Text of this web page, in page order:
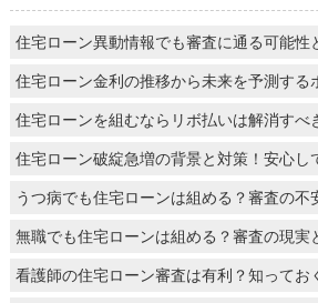
住宅ローン異動情報でも審査に通る可能性
住宅ローン金利の推移から未来を予測する
住宅ローンを組むならリボ払いは解消すべ
住宅ローン破綻急増の背景と対策！安心し
うつ病でも住宅ローンは組める？審査の不
無職でも住宅ローンは組める？審査の現実
看護師の住宅ローン審査は有利？知ってお